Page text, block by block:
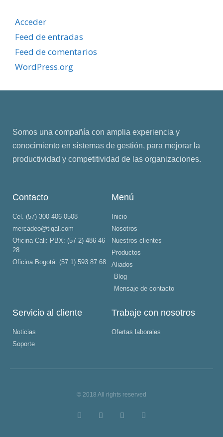
Acceder
Feed de entradas
Feed de comentarios
WordPress.org
Somos una compañía con amplia experiencia y
conocimiento en sistemas de gestión, para mejorar la
productividad y competitividad de las organizaciones.
Contacto
Cel. (57) 300 406 0508
mercadeo@tiqal.com
Oficina Cali: PBX: (57 2) 486 46
28
Oficina Bogotá: (57 1) 593 87 68
Menú
Inicio
Nosotros
Nuestros clientes
Productos
Aliados
Blog
Mensaje de contacto
Servicio al cliente
Noticias
Soporte
Trabaje con nosotros
Ofertas laborales
© 2018 All rights reserved